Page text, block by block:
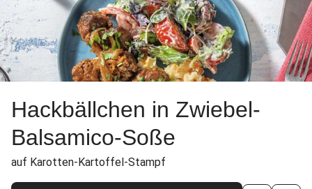
Hackbällchen in Zwiebel-
Balsamico-Soße
auf Karotten-Kartoffel-Stampf